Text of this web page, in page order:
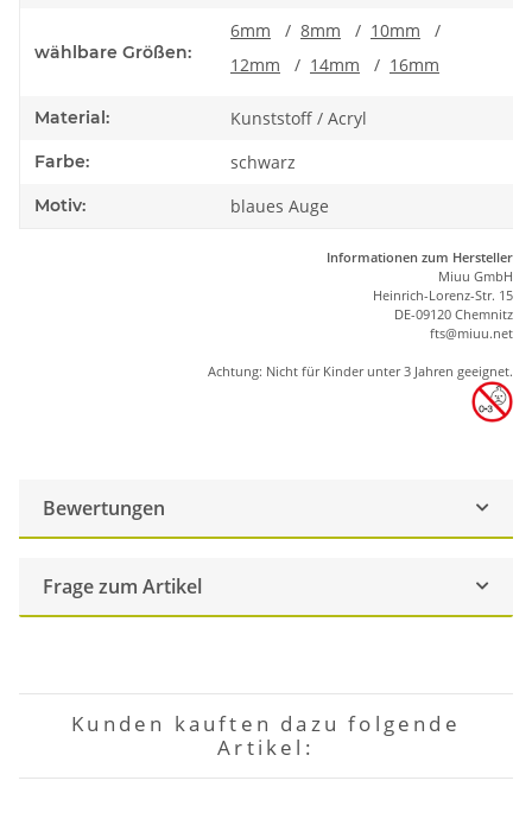
wählbare Größen:
6mm / 8mm / 10mm
/
12mm
/ 14mm / 16mm
Material: Kunststoff / Acryl
Farbe: schwarz
Motiv: blaues Auge
Informationen zum Hersteller
Miuu GmbH
Heinrich-Lorenz-Str. 15
DE-09120 Chemnitz
fts@miuu.net
Achtung: Nicht für Kinder unter 3 Jahren geeignet.
Bewertungen
Frage zum Artikel
Kunden kauften dazu folgende
Artikel: